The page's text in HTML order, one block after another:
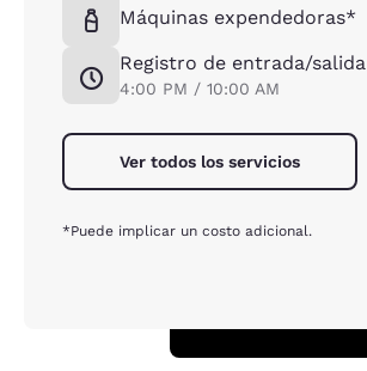
Máquinas expendedoras*
Registro de entrada/salida
4:00 PM / 10:00 AM
Ver todos los servicios
*Puede implicar un costo adicional.